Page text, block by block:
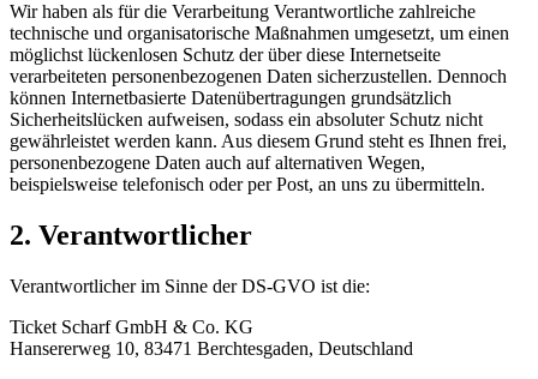
Wir haben als für die Verarbeitung Verantwortliche zahlreiche
technische und organisatorische Maßnahmen umgesetzt, um einen
möglichst lückenlosen Schutz der über diese Internetseite
verarbeiteten personenbezogenen Daten sicherzustellen. Dennoch
können Internetbasierte Datenübertragungen grundsätzlich
Sicherheitslücken aufweisen, sodass ein absoluter Schutz nicht
gewährleistet werden kann. Aus diesem Grund steht es Ihnen frei,
personenbezogene Daten auch auf alternativen Wegen,
beispielsweise telefonisch oder per Post, an uns zu übermitteln.
2. Verantwortlicher
Verantwortlicher im Sinne der DS-GVO ist die:
Ticket Scharf GmbH & Co. KG
Hansererweg 10, 83471 Berchtesgaden, Deutschland